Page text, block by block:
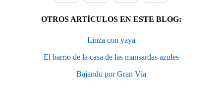
OTROS ARTÍCULOS EN ESTE BLOG:
Linza con yaya
El barrio de la casa de las mansardas azules
Bajando por Gran Vía